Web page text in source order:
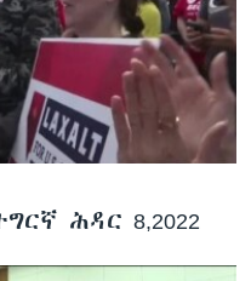
ሕዳር 8,2022